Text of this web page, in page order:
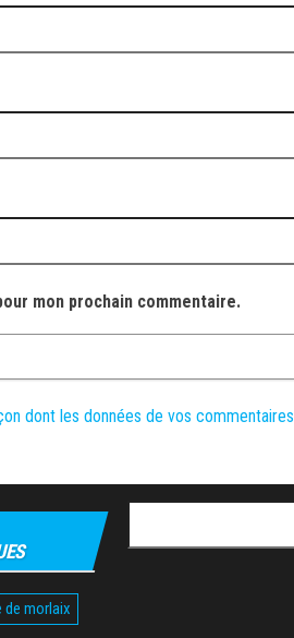
mon prochain commentaire.
dont les données de vos commentaires
de morlaix